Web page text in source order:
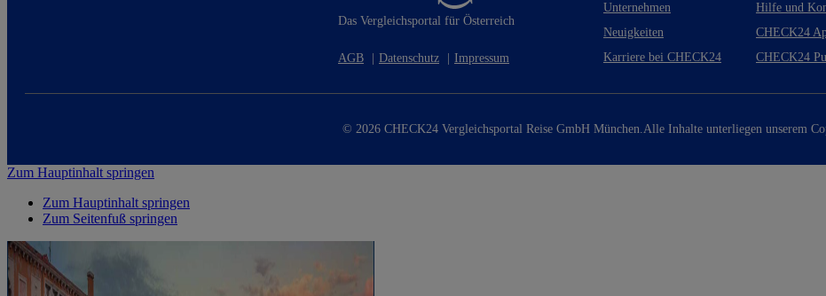
Das Vergleichsportal für Österreich
AGB Datenschutz Impressum
Unternehmen
Neuigkeiten
Karriere bei CHECK24
Hilfe und
CHECK24
CHECK24
© 2026 CHECK24 Vergleichsportal Reise GmbH München.Alle Inhalte unterliegen unserem
Zum Hauptinhalt springen
Zum Hauptinhalt springen
Zum Seitenfuß springen